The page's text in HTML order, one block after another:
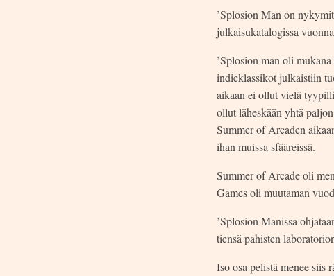
’Splosion Man on
julkaisukatalogissa
’Splosion man oli
indieklassikot julkaistiin
aikaan ei ollut vielä
ollut läheskään yhtä
Summer of Arcaden
ihan muissa sfääreissä.
Summer of Arcade oli
Games oli muutaman
’Splosion Manissa
tiensä pahisten
Iso osa pelistä menee siis